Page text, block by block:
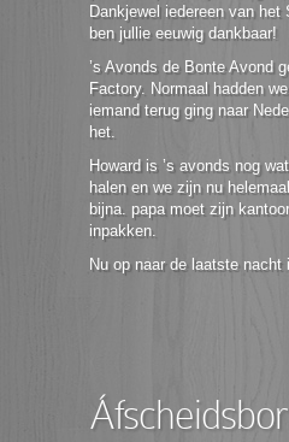
Dankjewel iedereen van het
ben jullie eeuwig dankbaar!
’s Avonds de Bonte Avond
Factory. Normaal hadden
iemand terug ging naar
het.
Howard is ’s avonds nog
halen en we zijn nu
bijna. papa moet zijn
inpakken.
Nu op naar de laatste